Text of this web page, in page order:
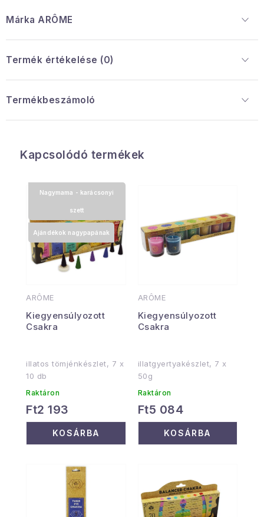
Márka ARÔME
Termék értékelése (0)
Termékbeszámoló
Kapcsolódó termékek
ARÔME
Kiegyensúlyozott
Csakra
Nagymama - karácsonyi
szett
Ajándékok nagypapának
illatos tömjénkészlet, 7 x
10 db
Raktáron
Ft2 193
KOSÁRBA
ARÔME
Kiegyensúlyozott
Csakra
illatgyertyakészlet, 7 x
50g
Raktáron
Ft5 084
KOSÁRBA